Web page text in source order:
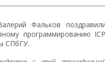
Фальков
программированию
СПбГУ.